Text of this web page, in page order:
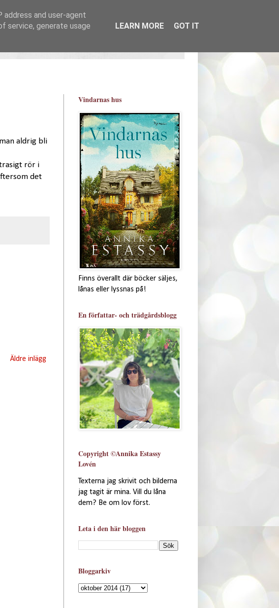
aldrig bli
rör i
det
Äldre inlägg
Vindarnas hus
Finns överallt där böcker säljes,
lånas eller lyssnas på!
En författar- och trädgårdsblogg
Copyright ©Annika Estassy
Lovén
Texterna jag skrivit och bilderna
jag tagit är mina. Vill du låna
dem? Be om lov först.
Leta i den här bloggen
Bloggarkiv
and user-agent
service, generate usage
LEARN MORE GOT IT